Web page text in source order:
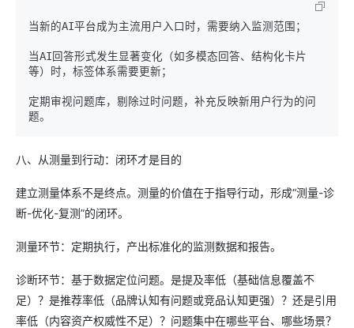
当新的AI平台成为主流用户入口时，需要纳入监测范围；
当AI回答形式发生显著变化（如多模态回答、结构化卡片
等）时，标签体系需要更新；
定期审视问题库，剔除过时问题，补充反映新用户行为的问
八、从测量到行动：闭环才是目的
建立测量体系不是终点。测量的价值在于指导行动，形成“测量-诊
断-优化-复测”的闭环。
测量环节：定期执行，产出标准化的监测数据和报告。
诊断环节：基于数据定位问题。是提及率低（基础信息覆盖不
足）？是推荐率低（品牌认知有问题或竞品认知更强）？还是引用
率低（内容资产权威性不足）？问题集中在哪些平台、哪些场景？